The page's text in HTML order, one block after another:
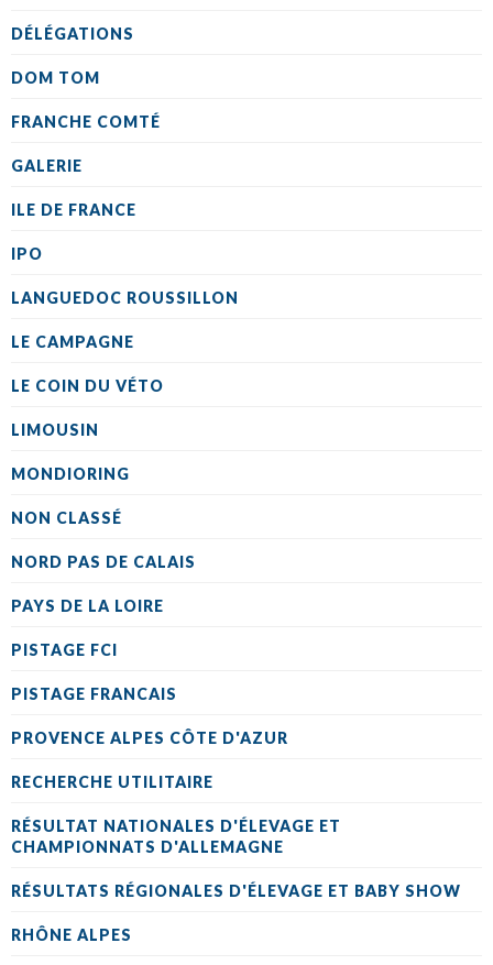
DÉLÉGATIONS
DOM TOM
FRANCHE COMTÉ
GALERIE
ILE DE FRANCE
IPO
LANGUEDOC ROUSSILLON
LE CAMPAGNE
LE COIN DU VÉTO
LIMOUSIN
MONDIORING
NON CLASSÉ
NORD PAS DE CALAIS
PAYS DE LA LOIRE
PISTAGE FCI
PISTAGE FRANCAIS
PROVENCE ALPES CÔTE D'AZUR
RECHERCHE UTILITAIRE
RÉSULTAT NATIONALES D'ÉLEVAGE ET
CHAMPIONNATS D'ALLEMAGNE
RÉSULTATS RÉGIONALES D'ÉLEVAGE ET BABY SHOW
RHÔNE ALPES